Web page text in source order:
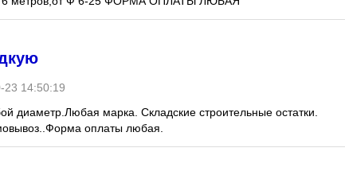
23 14:50:19
диаметр.Любая марка. Складские строительные остатки.
оплаты любая.